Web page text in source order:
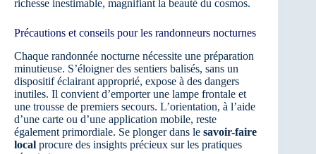
richesse inestimable, magnifiant la beauté du cosmos.
Précautions et conseils pour les randonneurs nocturnes
Chaque randonnée nocturne nécessite une préparation
minutieuse. S’éloigner des sentiers balisés, sans un
dispositif éclairant approprié, expose à des dangers
inutiles. Il convient d’emporter une lampe frontale et
une trousse de premiers secours. L’orientation, à l’aide
d’une carte ou d’une application mobile, reste
également primordiale. Se plonger dans le savoir-faire
local procure des insights précieux sur les pratiques